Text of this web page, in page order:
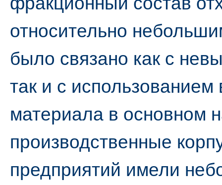
относительно
было связано как с
так и с
материала в основном
производственные
предприятий имели